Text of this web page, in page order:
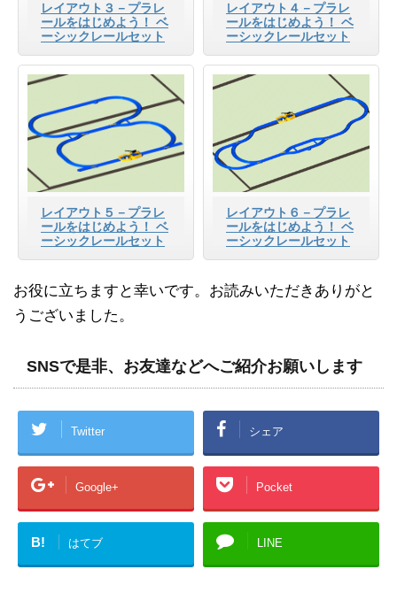
レイアウト３－プラレ
ールをはじめよう！ ベ
ーシックレールセット
レイアウト４－プラレ
ールをはじめよう！ ベ
ーシックレールセット
レイアウト５－プラレ
ールをはじめよう！ ベ
ーシックレールセット
レイアウト６－プラレ
ールをはじめよう！ ベ
ーシックレールセット
お役に立ちますと幸いです。お読みいただきありがと
うございました。
SNSで是非、お友達などへご紹介お願いします
Twitter シェア
Google+ Pocket
B! はてブ LINE